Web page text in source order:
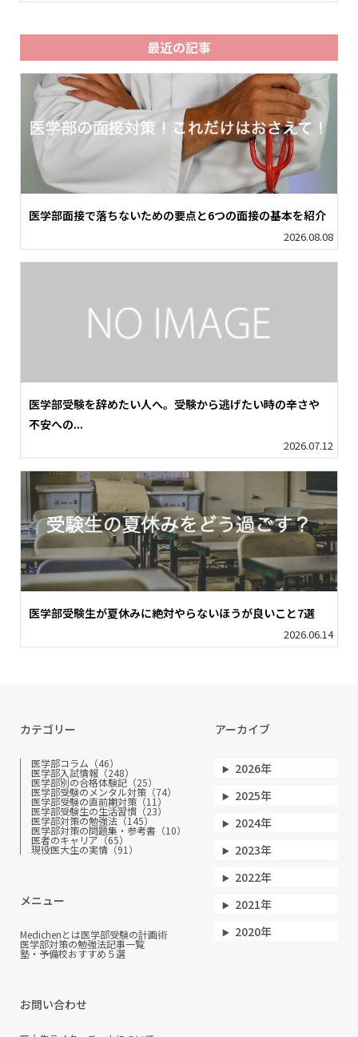
最近の記事
医学部面接で落ちないための要点と6つの面接の基本を紹介
2026.08.08
医学部受験を辞めたい人へ。受験から逃げたい時の辛さや
不安への...
2026.07.12
医学部受験生が夏休みに絶対やらないほうが良いこと7選
2026.06.14
カテゴリー
医学部コラム（46）
医学部入試情報（248）
医学部別の合格体験記（25）
医学部受験のメンタル対策（74）
医学部受験の直前期対策（11）
医学部受験生の生活習慣（23）
医学部対策の勉強法（145）
医学部対策の問題集・参考書（10）
医者のキャリア（65）
現役医大生の実情（91）
メニュー
Medichenとは医学部受験の計画術
医学部対策の勉強法記事一覧
塾・予備校おすすめ５選
お問い合わせ
アーカイブ
2026年
2025年
2024年
2023年
2022年
2021年
2020年